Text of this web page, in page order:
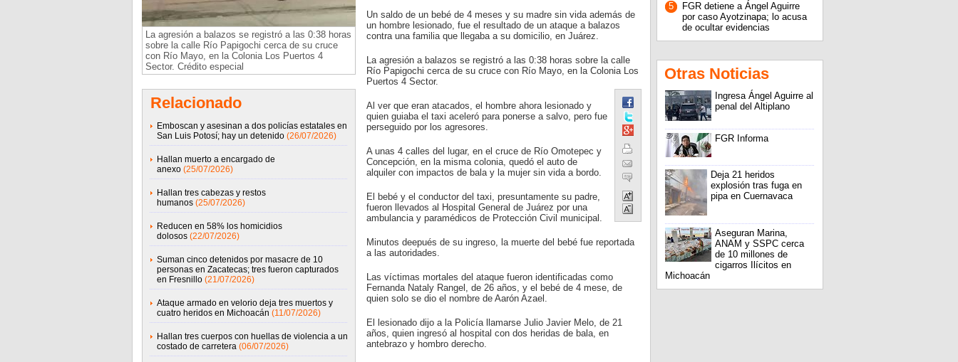
La agresión a balazos se registró a las 0:38 horas
sobre la calle Río Papigochi cerca de su cruce
con Río Mayo, en la Colonia Los Puertos 4
Sector. Crédito especial
Relacionado
Emboscan y asesinan a dos policías estatales en
San Luis Potosí; hay un detenido (26/07/2026)
Hallan muerto a encargado de
anexo (25/07/2026)
Hallan tres cabezas y restos
humanos (25/07/2026)
Reducen en 58% los homicidios
dolosos (22/07/2026)
Suman cinco detenidos por masacre de 10
personas en Zacatecas; tres fueron capturados
en Fresnillo (21/07/2026)
Ataque armado en velorio deja tres muertos y
cuatro heridos en Michoacán (11/07/2026)
Hallan tres cuerpos con huellas de violencia a un
costado de carretera (06/07/2026)
Un saldo de un bebé de 4 meses y su madre sin vida además de
un hombre lesionado, fue el resultado de un ataque a balazos
contra una familia que llegaba a su domicilio, en Juárez.
La agresión a balazos se registró a las 0:38 horas sobre la calle
Río Papigochi cerca de su cruce con Río Mayo, en la Colonia Los
Puertos 4 Sector.
Al ver que eran atacados, el hombre ahora lesionado y
quien guiaba el taxi aceleró para ponerse a salvo, pero fue
perseguido por los agresores.
A unas 4 calles del lugar, en el cruce de Río Omotepec y
Concepción, en la misma colonia, quedó el auto de
alquiler con impactos de bala y la mujer sin vida a bordo.
El bebé y el conductor del taxi, presuntamente su padre,
fueron llevados al Hospital General de Juárez por una
ambulancia y paramédicos de Protección Civil municipal.
Minutos deepués de su ingreso, la muerte del bebé fue reportada
a las autoridades.
Las víctimas mortales del ataque fueron identificadas como
Fernanda Nataly Rangel, de 26 años, y el bebé de 4 mese, de
quien solo se dio el nombre de Aarón Azael.
El lesionado dijo a la Policía llamarse Julio Javier Melo, de 21
años, quien ingresó al hospital con dos heridas de bala, en
antebrazo y hombro derecho.
5
FGR detiene a Ángel Aguirre
por caso Ayotzinapa; lo acusa
de ocultar evidencias
Otras Noticias
Ingresa Ángel Aguirre al
penal del Altiplano
FGR Informa
Deja 21 heridos
explosión tras fuga en
pipa en Cuernavaca
Aseguran Marina,
ANAM y SSPC cerca
de 10 millones de
cigarros Ilícitos en
Michoacán